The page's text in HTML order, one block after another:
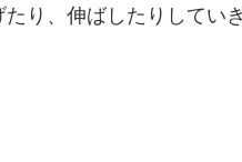
り、伸ばしたりしてい